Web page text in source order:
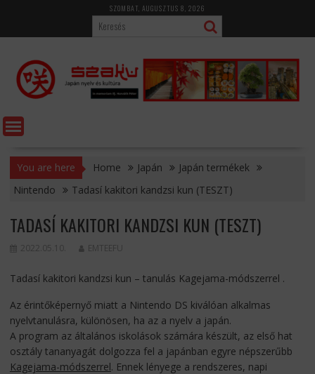
content
SZOMBAT, AUGUSZTUS 8, 2026
You are here Home Japán
Japán termékek
Nintendo
Tadasí kakitori kandzsi kun (TESZT)
TADASÍ KAKITORI KANDZSI KUN (TESZT)
2022.05.10. EMTEEFU
Tadasí kakitori kandzsi kun – tanulás Kagejama-módszerrel .
Az érintőképernyő miatt a Nintendo DS kiválóan alkalmas
nyelvtanulásra, különösen, ha az a nyelv a japán.
A program az általános iskolások számára készült, az első hat
osztály tananyagát dolgozza fel a japánban egyre népszerűbb
Kagejama-módszerrel. Ennek lényege a rendszeres, napi